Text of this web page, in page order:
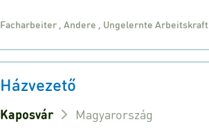
Facharbeiter Andere Ungelernte Arbeitskraft
Házvezető
Kaposvár
Magyarország